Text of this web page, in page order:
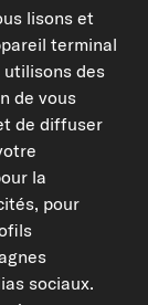
carpardoo.nl
de données, ne
lisons et
terminal
des
de vous
de diffuser
la
pour
sociaux.